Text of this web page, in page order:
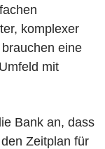
komplexer
eine
mit
Bank an, dass
Zeitplan für